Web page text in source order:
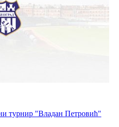
турнир "Владан Петровић"